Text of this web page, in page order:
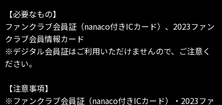
【必要なもの】
ファンクラブ会員証（nanaco付きICカード）、2023ファン
クラブ会員情報カード
※デジタル会員証はご利用いただけませんので、ご注意く
ださい。
【注意事項】
※ファンクラブ会員証（nanaco付きICカード）・2023ファ